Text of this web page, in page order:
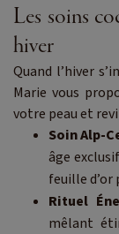
Les soins
hiver
Quand l’hiver
Marie vous
votre peau et
Soin Alp-
âge
feuille
Rituel
mêlant